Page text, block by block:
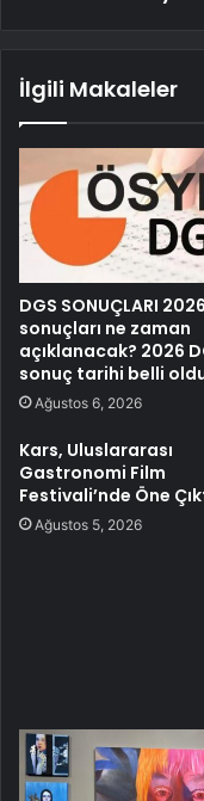
İlgili Makaleler
DGS SONUÇLARI
sonuçları ne zaman
açıklanacak? 2026
sonuç tarihi belli
Ağustos 6, 2026
Kars, Uluslararası
Gastronomi Film
Festivali’nde Öne
Ağustos 5, 2026